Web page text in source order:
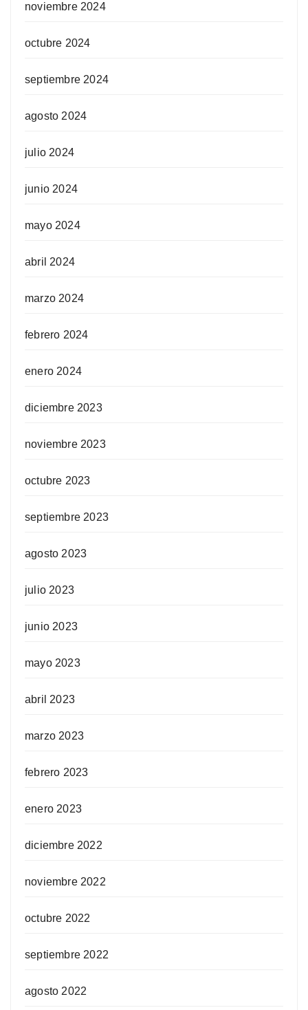
noviembre 2024
octubre 2024
septiembre 2024
agosto 2024
julio 2024
junio 2024
mayo 2024
abril 2024
marzo 2024
febrero 2024
enero 2024
diciembre 2023
noviembre 2023
octubre 2023
septiembre 2023
agosto 2023
julio 2023
junio 2023
mayo 2023
abril 2023
marzo 2023
febrero 2023
enero 2023
diciembre 2022
noviembre 2022
octubre 2022
septiembre 2022
agosto 2022